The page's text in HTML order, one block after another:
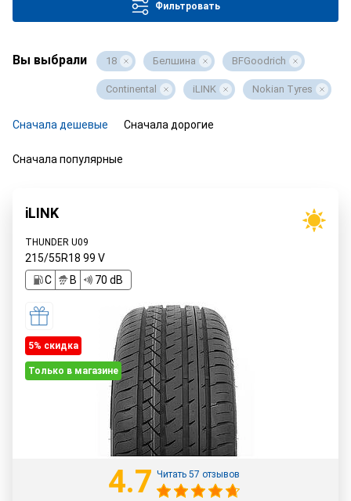
Фильтровать
Вы выбрали 18 Белшина BFGoodrich
Continental iLINK Nokian Tyres
Сначала дешевые Сначала дорогие
Сначала популярные
iLINK
THUNDER U09
215/55R18 99 V
C
B 70 dB
5% cкидка
Только в магазине
4.7 Читать 57 отзывов